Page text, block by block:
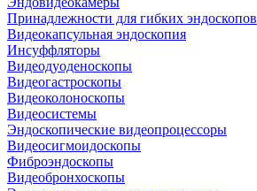
Принадлежности для гибких эндоскопов
Видеокапсульная эндоскопия
Инсуффляторы
Видеодуоденоскопы
Видеогастроскопы
Видеоколоноскопы
Видеосистемы
Эндоскопические видеопроцессоры
Видеосигмоидоскопы
Фиброэндоскопы
Видеобронхоскопы